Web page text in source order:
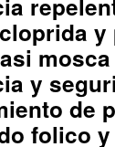
y
y
de
folico